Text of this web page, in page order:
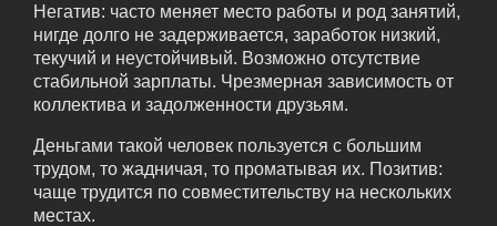
Негатив: часто меняет место работы и род занятий,
нигде долго не задерживается, заработок низкий,
текучий и неустойчивый. Возможно отсутствие
стабильной зарплаты. Чрезмерная зависимость от
коллектива и задолженности друзьям.
Деньгами такой человек пользуется с большим
трудом, то жадничая, то проматывая их. Позитив:
чаще трудится по совместительству на нескольких
местах.